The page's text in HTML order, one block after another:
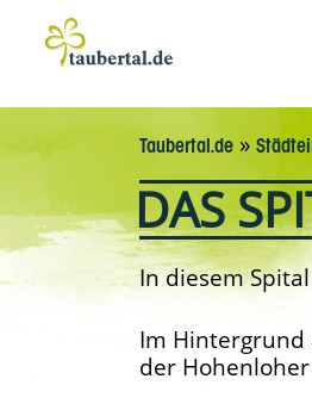
Taubertal.de »
DAS
In diesem
Im Hintergrund
der